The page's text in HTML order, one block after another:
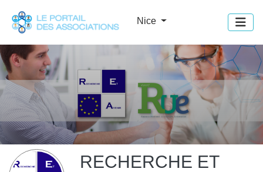
Nice
RECHERCHE ET